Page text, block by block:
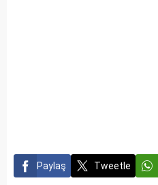
Paylaş Tweetle